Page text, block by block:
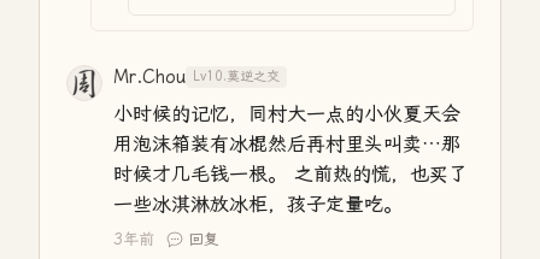
Mr.Chou Lv10.莫逆之交
小时候的记忆，同村大一点的小伙夏天会
用泡沫箱装有冰棍然后再村里头叫卖…那
时候才几毛钱一根。 之前热的慌，也买了
一些冰淇淋放冰柜，孩子定量吃。
3年前 回复